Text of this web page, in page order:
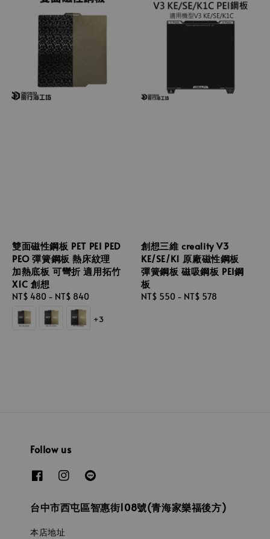
雙面磁性鋼板 PET PEI PED
PEO 彈簧鋼板 熱床紋理
加熱底板 可彎折 適用拓竹
X1C 創想
Regular
price
NT$ 480 - NT$ 840
+3
創想三維 creality V3
KE/SE/K1 原廠磁性鋼板
彈簧鋼板 磁吸鋼板 PEI鋼
板
Regular
NT$ 550 - NT$ 578
Follow us
台中市西屯區智惠街108號(青海家樂福後方)
本店地址